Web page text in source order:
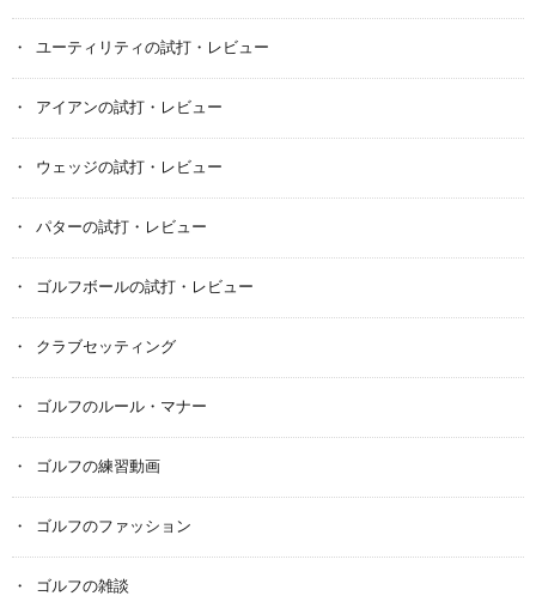
ユーティリティの試打・レビュー
アイアンの試打・レビュー
ウェッジの試打・レビュー
パターの試打・レビュー
ゴルフボールの試打・レビュー
クラブセッティング
ゴルフのルール・マナー
ゴルフの練習動画
ゴルフのファッション
ゴルフの雑談